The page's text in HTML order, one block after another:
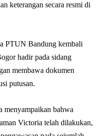
keterangan secara resmi di
PTUN Bandung kembali
hadir pada sidang
membawa dokumen
putusan.
menyampaikan bahwa
Victoria telah dilakukan,